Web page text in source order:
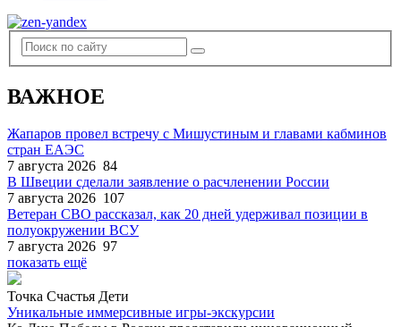
ВАЖНОЕ
Жапаров провел встречу с Мишустиным и главами кабминов
стран ЕАЭС
7 августа 2026 84
В Швеции сделали заявление о расчленении России
7 августа 2026 107
Ветеран СВО рассказал, как 20 дней удерживал позиции в
полуокружении ВСУ
7 августа 2026 97
показать ещё
Точка Счастья Дети
Уникальные иммерсивные игры-экскурсии